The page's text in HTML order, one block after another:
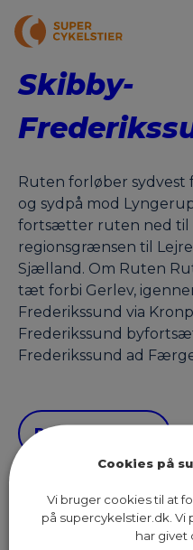
Skibby-
Ruten forløber sydvest
og sydpå mod
fortsætter ruten ned til
regionsgrænsen til
Sjælland. Om Ruten
tæt forbi Gerlev,
Frederikssund via
Frederikssund
Frederikssund ad
Previous Page
Cookies på
Vi bruger cookies til at
på supercykelstier.dk. Vi
har givet